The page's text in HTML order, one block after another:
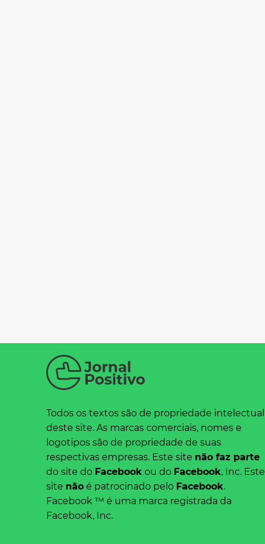
Todos os textos são de propriedade intelectual
deste site. As marcas comerciais, nomes e
logotipos são de propriedade de suas
respectivas empresas. Este site não faz parte
do site do Facebook ou do Facebook, Inc. Este
site não é patrocinado pelo Facebook.
Facebook ™ é uma marca registrada da
Facebook, Inc.